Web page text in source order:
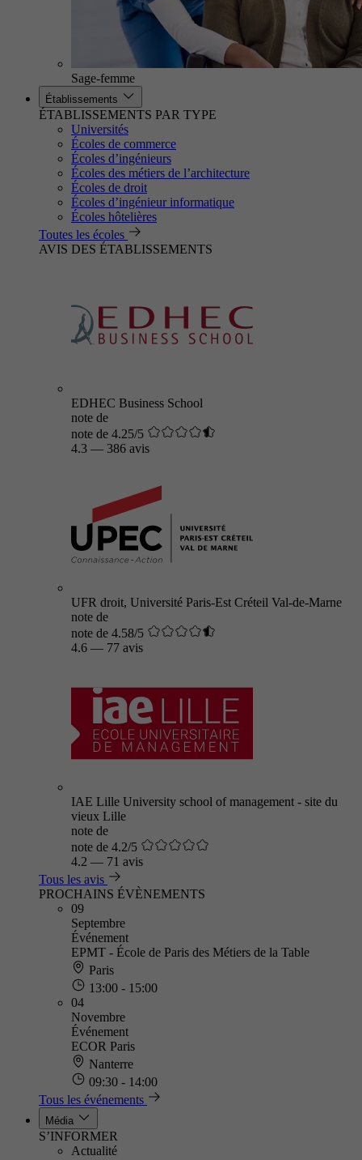
Sage-femme
Établissements
ÉTABLISSEMENTS PAR TYPE
Universités
Écoles de commerce
Écoles d’ingénieurs
Écoles des métiers de l’architecture
Écoles de droit
Écoles d’ingénieur informatique
Écoles hôtelières
Toutes les écoles
AVIS DES ÉTABLISSEMENTS
EDHEC Business School
note de
note de 4.25/5
4.3 — 386 avis
UFR droit, Université Paris-Est Créteil Val-de-Marne
note de
note de 4.58/5
4.6 — 77 avis
IAE Lille University school of management - site du
vieux Lille
note de
note de 4.2/5
4.2 — 71 avis
Tous les avis
PROCHAINS ÉVÈNEMENTS
09
Septembre
Événement
EPMT - École de Paris des Métiers de la Table
Paris
13:00 - 15:00
04
Novembre
Événement
ECOR Paris
Nanterre
09:30 - 14:00
Tous les événements
Média
S’INFORMER
Actualité